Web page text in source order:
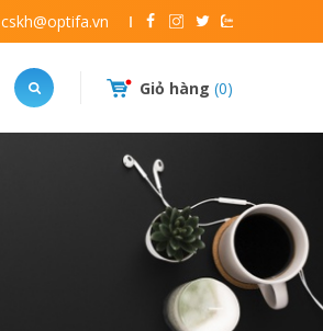
cskh@optifa.vn
Giỏ hàng 0